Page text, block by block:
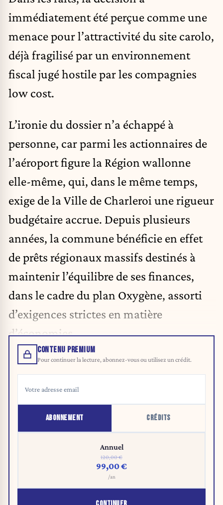
immédiatement été perçue comme une
menace pour l’attractivité du site carolo,
déjà fragilisé par un environnement
fiscal jugé hostile par les compagnies
low cost.
L’ironie du dossier n’a échappé à
personne, car parmi les actionnaires de
l’aéroport figure la Région wallonne
elle-même, qui, dans le même temps,
exige de la Ville de Charleroi une rigueur
budgétaire accrue. Depuis plusieurs
années, la commune bénéficie en effet
de prêts régionaux massifs destinés à
maintenir l’équilibre de ses finances,
dans le cadre du plan Oxygène, assorti
d’exigences strictes en matière
d’économies.
CONTENU PREMIUM
Pour continuer la lecture, abonnez-vous ou utilisez un crédit.
ABONNEMENT CRÉDITS
Annuel
120,00 €
99,00 €
/an